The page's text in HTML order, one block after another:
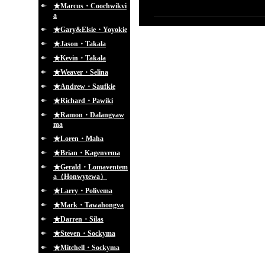
★Marcus・Coochwikvi
a
★Gary&Elsie・Yoyokie
★Jason・Takala
★Kevin・Takala
★Weaver・Selina
★Andrew・Saufkie
★Richard・Pawiki
★Ramon・Dalangyaw
ma
★Loren・Maha
★Brian・Kagenvema
★Gerald・Lomaventem
a（Honwytewa）
★Larry・Polivema
★Mark・Tawahongva
★Darren・Silas
★Steven・Sockyma
★Mitchell・Sockyma